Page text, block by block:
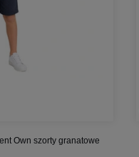
Own szorty granatowe